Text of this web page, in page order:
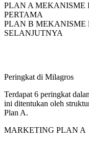
PLAN A
PERTAMA
PLAN B
SELANJUTNYA
Peringkat di Milagros
Terdapat 6 peringkat
ini ditentukan oleh
Plan A.
MARKETING PLAN A